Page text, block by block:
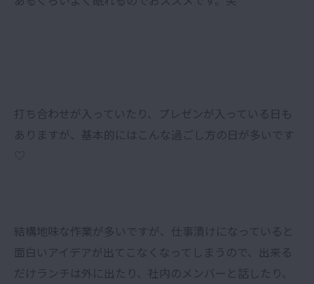
打ち合わせが入っていたり、プレゼンが入っている日も
ありますが、基本的にはこんな過ごし方の日が多いです
結構地味な作業が多いですが、仕事漬けになっていると
面白いアイデアが出てこなくなってしまうので、出来る
だけランチは外に出たり、社内のメンバーと話したり、